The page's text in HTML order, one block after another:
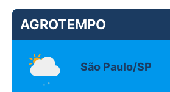
AGROTEMPO
São Paulo/SP